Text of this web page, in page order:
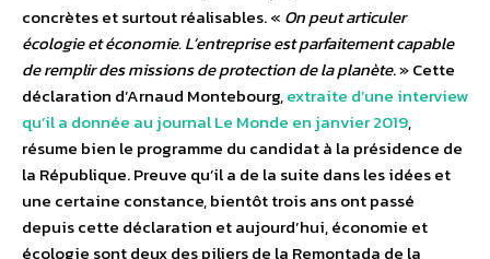
concrètes et surtout réalisables. « On peut articuler
écologie et économie. L’entreprise est parfaitement capable
de remplir des missions de protection de la planète. » Cette
déclaration d’Arnaud Montebourg,extraite d’une interview
qu’il a donnée au journal Le Monde en janvier 2019,
résume bien le programme du candidat à la présidence de
la République. Preuve qu’il a de la suite dans les idées et
une certaine constance, bientôt trois ans ont passé
depuis cette déclaration et aujourd’hui, économie et
écologie sont deux des piliers de la Remontada de la